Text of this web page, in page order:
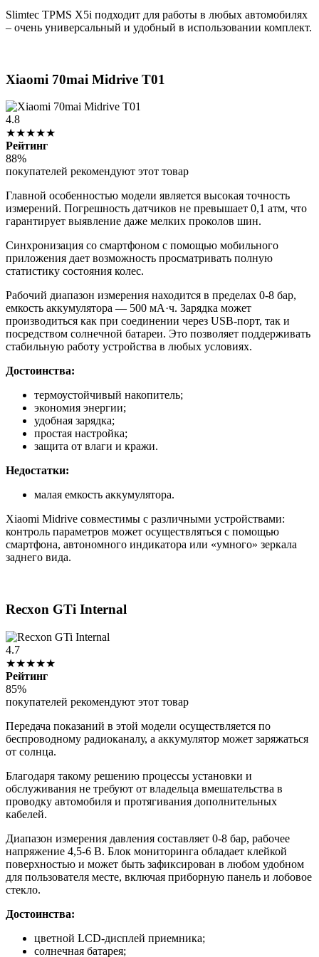
Slimtec TPMS X5i подходит для работы в любых автомобилях
– очень универсальный и удобный в использовании комплект.
Xiaomi 70mai Midrive T01
4.8
★★★★★
Рейтинг
88%
покупателей рекомендуют этот товар
Главной особенностью модели является высокая точность
измерений. Погрешность датчиков не превышает 0,1 атм, что
гарантирует выявление даже мелких проколов шин.
Синхронизация со смартфоном с помощью мобильного
приложения дает возможность просматривать полную
статистику состояния колес.
Рабочий диапазон измерения находится в пределах 0-8 бар,
емкость аккумулятора — 500 мА·ч. Зарядка может
производиться как при соединении через USB-порт, так и
посредством солнечной батареи. Это позволяет поддерживать
стабильную работу устройства в любых условиях.
Достоинства:
термоустойчивый накопитель;
экономия энергии;
удобная зарядка;
простая настройка;
защита от влаги и кражи.
Недостатки:
малая емкость аккумулятора.
Xiaomi Midrive совместимы с различными устройствами:
контроль параметров может осуществляться с помощью
смартфона, автономного индикатора или «умного» зеркала
заднего вида.
Recxon GTi Internal
4.7
★★★★★
Рейтинг
85%
покупателей рекомендуют этот товар
Передача показаний в этой модели осуществляется по
беспроводному радиоканалу, а аккумулятор может заряжаться
от солнца.
Благодаря такому решению процессы установки и
обслуживания не требуют от владельца вмешательства в
проводку автомобиля и протягивания дополнительных
кабелей.
Диапазон измерения давления составляет 0-8 бар, рабочее
напряжение 4,5-6 В. Блок мониторинга обладает клейкой
поверхностью и может быть зафиксирован в любом удобном
для пользователя месте, включая приборную панель и лобовое
стекло.
Достоинства:
цветной LCD-дисплей приемника;
солнечная батарея;